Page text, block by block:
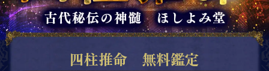
四柱推命 無料鑑定